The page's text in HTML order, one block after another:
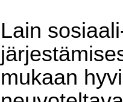
Lain
mukaan